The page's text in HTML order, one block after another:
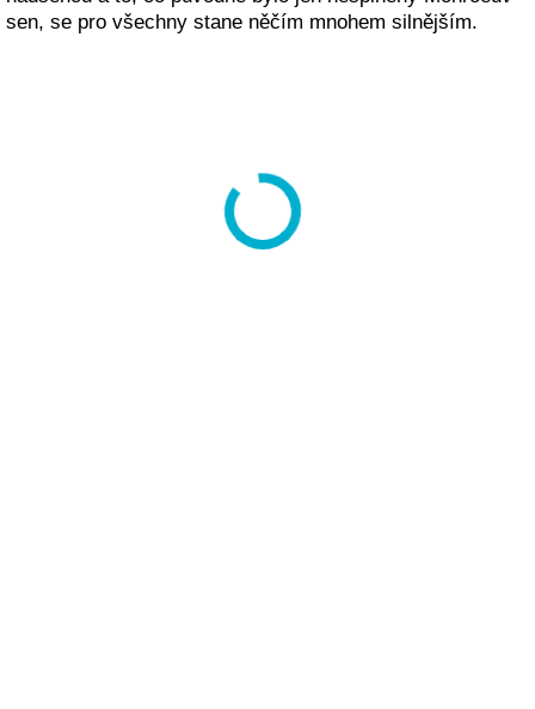
sen, se pro všechny stane něčím mnohem silnějším.